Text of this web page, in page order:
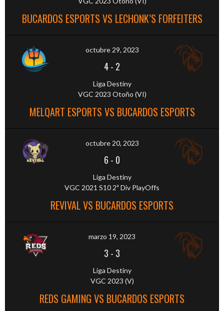
BUCARDOS ESPORTS VS LECHONK’S FORFEITERS
octubre 29, 2023
4- 2
Liga Destiny
VGC 2023 Otoño (VI)
MELQART ESPORTS VS BUCARDOS ESPORTS
octubre 20, 2023
6 - 0
Liga Destiny
VGC 2021 S10 2ª Div PlayOffs
REVIVAL VS BUCARDOS ESPORTS
marzo 19, 2023
3 - 3
Liga Destiny
VGC 2023 (V)
REDS GAMING VS BUCARDOS ESPORTS